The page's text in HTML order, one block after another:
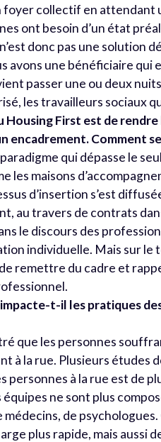
foyer collectif en attendant
ont besoin d’un état
donc pas une solution
avons une bénéficiaire qui
passer une ou deux
les travailleurs sociaux
First est de
Comment
qui dépasse le
les maisons
d’insertion s’est
au travers de contrats
le discours des
individuelle. Mais sur
remettre du cadre et
t-il les pratiques
que les personnes
à la rue. Plusieurs études
personnes à la rue est de
équipes ne sont plus
médecins, de
plus rapide, mais aussi